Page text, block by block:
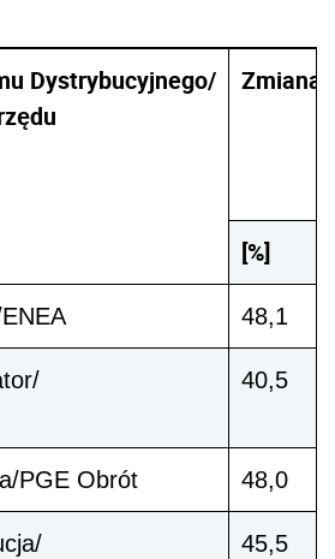
Dystrybucyjnego/
Zmiana
[%]
48,1
40,5
PGE Obrót 48,0
45,5